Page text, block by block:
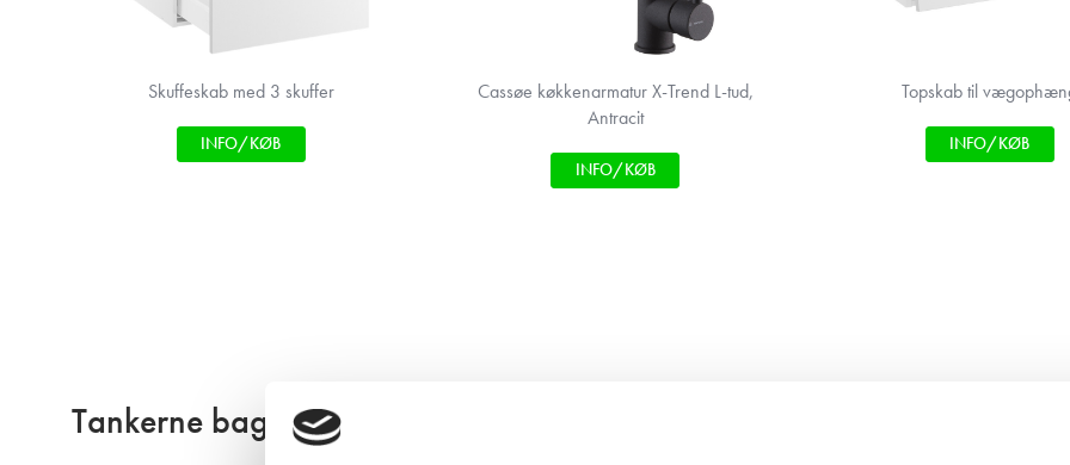
Skuffeskab med 3 skuffer
INFO/KØB
Cassøe køkkenarmatur X-Trend L-tud,
Antracit
INFO/KØB
Topskab til
INFO/KØB
Tankerne bag indretningen